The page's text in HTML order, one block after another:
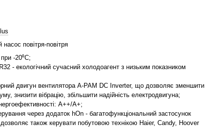
насос повітря-повітря
при -20⁰С;
- екологічний сучасний холодоагент з низьким показником
двигун вентилятора A-PAM DC Inverter, що дозволяє зменшити
знизити вібрацію, збільшити надійність електродвигуна;
А++/А+;
через додаток hOn - багатофункціональний застосунок
також керувати побутовою технікою Haier, Candy, Hoover